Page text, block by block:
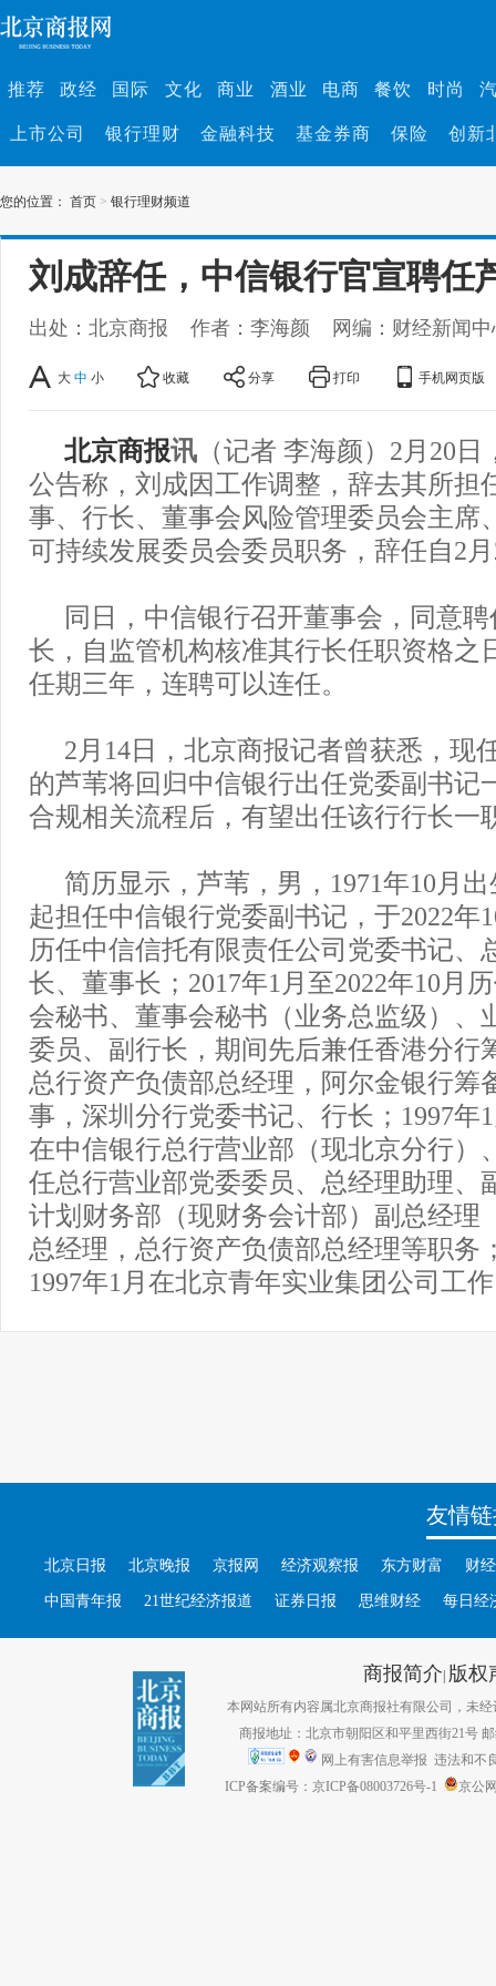
推荐 政经 国际 文化 商业 酒业 电商 餐饮 时尚
上市公司 银行理财 金融科技 基金券商 保险 创新
您的位置： 首页 > 银行理财频道
刘成辞任，中信银行官宣聘任
出处：北京商报 作者：李海颜 网编：财经新闻中
大 中 小 收藏 分享 打印 手机网页版
北京商报讯 （记者 李海颜）2月20
公告称，刘成因工作调整，辞去其所担
事、行长、董事会风险管理委员会主席
可持续发展委员会委员职务，辞任自2
同日，中信银行召开董事会，同意
长，自监管机构核准其行长任职资格之
任期三年，连聘可以连任。
2月14日，北京商报记者曾获悉，现
的芦苇将回归中信银行出任党委副书记
合规相关流程后，有望出任该行行长一
简历显示，芦苇，男，1971年10月
起担任中信银行党委副书记，于2022年
历任中信信托有限责任公司党委书记、
长、董事长；2017年1月至2022年10月
会秘书、董事会秘书（业务总监级）、
委员、副行长，期间先后兼任香港分行
总行资产负债部总经理，阿尔金银行筹
事，深圳分行党委书记、行长；1997年
在中信银行总行营业部（现北京分行）
任总行营业部党委委员、总经理助理、
计划财务部（现财务会计部）副总经理
总经理，总行资产负债部总经理等职务
1997年1月在北京青年实业集团公司工
友情
北京日报 北京晚报 京报网 经济观察报 东方财富 财
中国青年报 21世纪经济报道 证券日报 思维财经 每日经
商报简介| 版权
本网站所有内容属北京商报社有限公司，未经
商报地址：北京市朝阳区和平里西街21号
网上有害信息举报 违法和不
ICP备案编号：京ICP备08003726号-1
京公